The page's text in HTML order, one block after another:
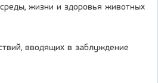
жизни и здоровья животных
вводящих в заблуждение